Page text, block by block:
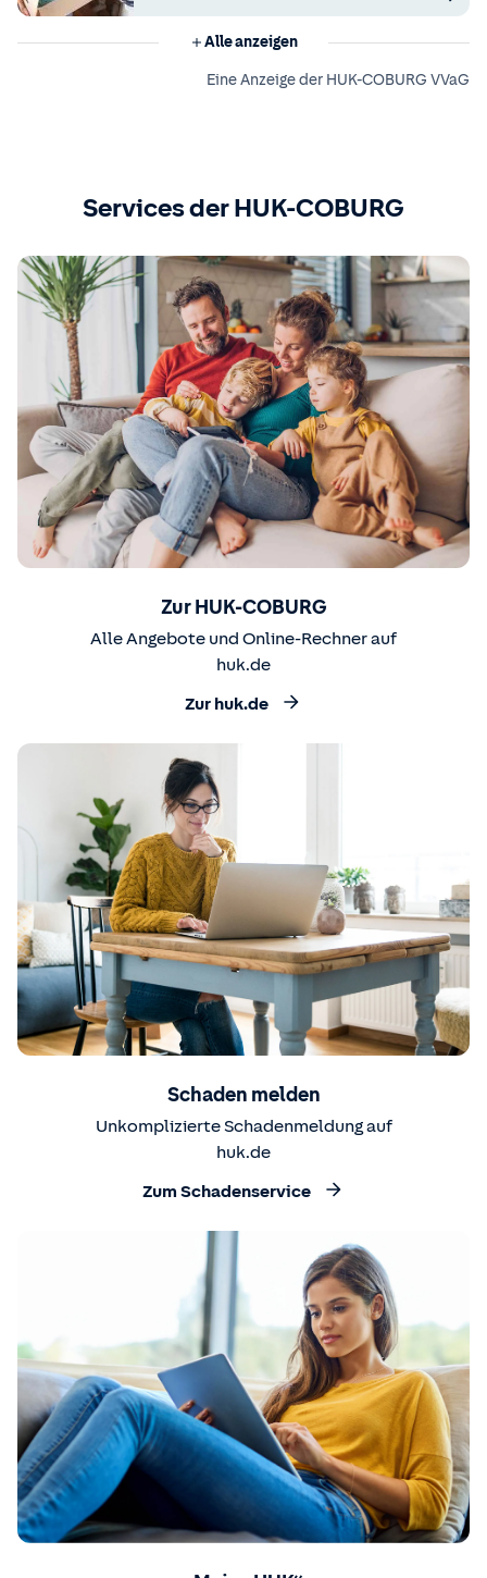
Alle anzeigen
Eine Anzeige der HUK-COBURG VVaG
Services der HUK-COBURG
Zur HUK-COBURG
Alle Angebote und Online-Rechner auf
huk.de
Zur huk.de
Schaden melden
Unkomplizierte Schadenmeldung auf
huk.de
Zum Schadenservice